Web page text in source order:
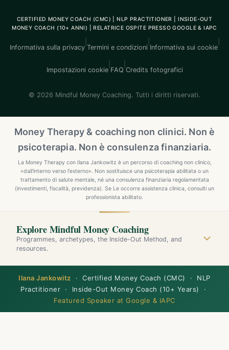
CERTIFIED MONEY COACH (CMC) | NLP PRACTITIONER | INSIDE-OUT
MONEY COACH (10+ ANNI) | RELATRICE OSPITE PRESSO GOOGLE & IAPC
Informativa sulla privacy Termini e condizioni Informativa sui cookie
Impostazioni cookie FAQ Credits fotografici
© 2026 Mindful Money Coaching. Tutti i diritti riservati.
Money Therapy & coaching non clinici. Non è
psicoterapia. Non è consulenza finanziaria.
La Money Therapy con Ilana Jankowitz è un percorso di coaching non clinico,
«dall'interno verso l'esterno». Non sostituisce una psicoterapia abilitata o un
trattamento di salute mentale, né una consulenza finanziaria regolamentata
(investimenti, fiscalità, previdenza). Se Le occorre assistenza clinica, consulti un
professionista abilitato.
Explore Mindful Money Coaching
Programmes, archetypes, the Inside-Out Method, and
resources.
Ilana Jankowitz · Certified Money Coach (CMC) · NLP
Practitioner · Inside-Out Money Coach (10+ Years) ·
Featured Speaker at Google & IAPC